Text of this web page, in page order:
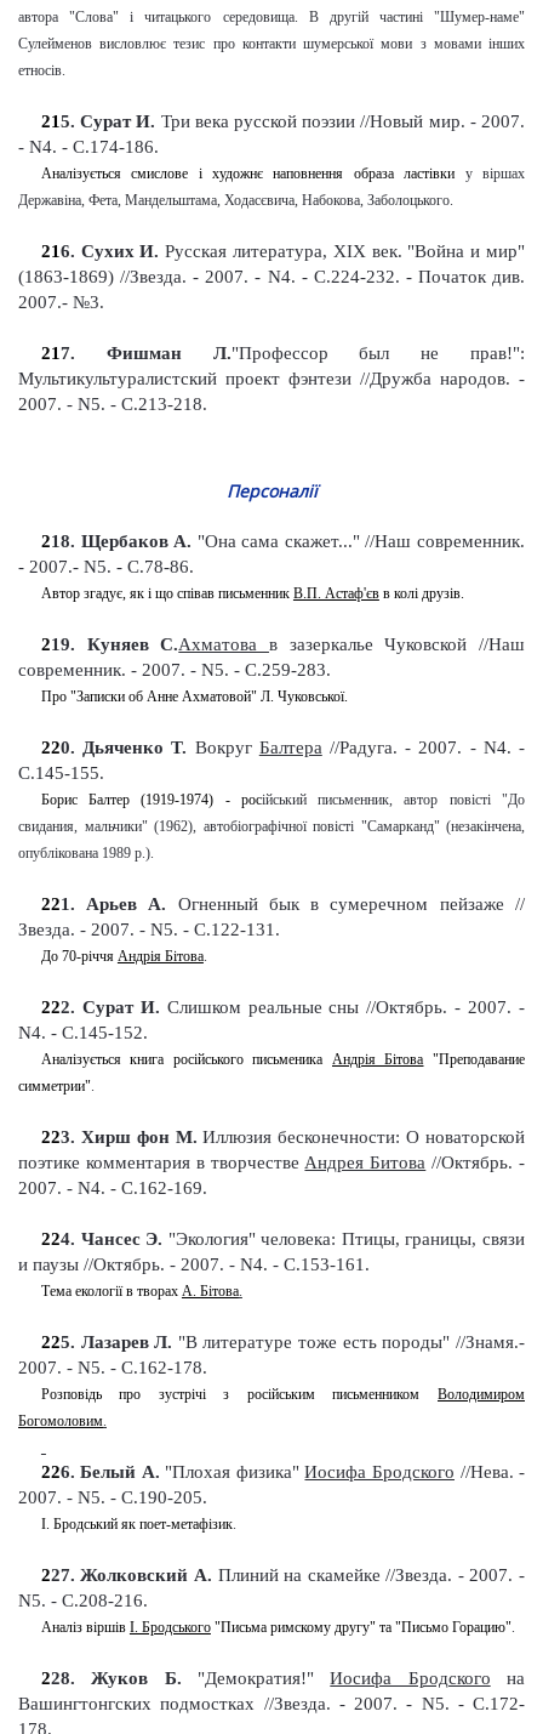
автора "Слова" і читацького середовища. В другій частині "Шумер-наме"
Сулейменов висловлює тезис про контакти шумерської мови з мовами інших
етносів.
215. Сурат И. Три века русской поэзии //Новый мир. - 2007.
- N4. - С.174-186.
Аналізується смислове і художнє наповнення образа ластівки увіршах
Державіна, Фета, Мандельштама, Ходасєвича, Набокова, Заболоцького.
216. Сухих И. Русская литература, XIX век. "Война и мир"
(1863-1869) //Звезда. - 2007. - N4. - С.224-232. -Початок див.
2007.- №3.
217. Фишман Л."Профессор был не прав!":
Мультикультуралистский проект фэнтези //Дружба народов. -
2007. - N5. - С.213-218.
Персоналії
218. Щербаков А. "Она сама скажет..." //Наш современник.
- 2007.- N5. - С.78-86.
Автор згадує, як і що співав письменник В.П. Астаф'євв колі друзів.
219. Куняев С.Ахматова в зазеркалье Чуковской
//Наш
современник. - 2007. - N5. - С.259-283.
Про "Записки об Анне Ахматовой" Л. Чуковської.
220. Дьяченко Т. Вокруг Балтера //Радуга. - 2007. - N4. -
С.145-155.
Борис Балтер (1919-1974) - російськийписьменник, автор повісті "До
свидания, мальчики" (1962), автобіографічної повісті "Самарканд" (незакінчена,
опублікована 1989 р.).
221. Арьев А. Огненный бык в сумеречном пейзаже //
Звезда. - 2007. - N5. - С.122-131 .
До 70-річчя Андрія Бітова.
222. Сурат И. Слишком реальные сны //Октябрь. - 2007. -
N4. - С.145-152.
Аналізується книга російського письменика Андрія Бітова "Преподавание
симметрии".
223. Хирш фон М. Иллюзия бесконечности: О новаторской
поэтике комментария в творчестве Андрея Битова //Октябрь. -
2007. - N4. - С.162-169.
224. Чансес Э. "Экология" человека: Птицы, границы, связи
и паузы //Октябрь. - 2007. - N4. - С.153-161 .
Тема екології в творах А. Бітова.
225. Лазарев Л. "В литературе тоже есть породы" //Знамя.-
2007. - N5. - С.162-178.
Розповідь про зустрічі з російським письменником Володимиром
Богомоловим.
226. Белый А. "Плохая физика"Иосифа Бродского //Нева. -
2007. - N5. - С.190-205.
І. Бродський як поет-метафізик.
227. Жолковский А. Плиний на скамейке //Звезда. - 2007. -
N5. - С.208-216.
Аналіз віршів І. Бродського"Письма римскому другу" та "Письмо Горацию".
228. Жуков Б. "Демократия!"Иосифа Бродского на
Вашингтонгских подмостках //Звезда. - 2007. - N5. - С.172-
178.